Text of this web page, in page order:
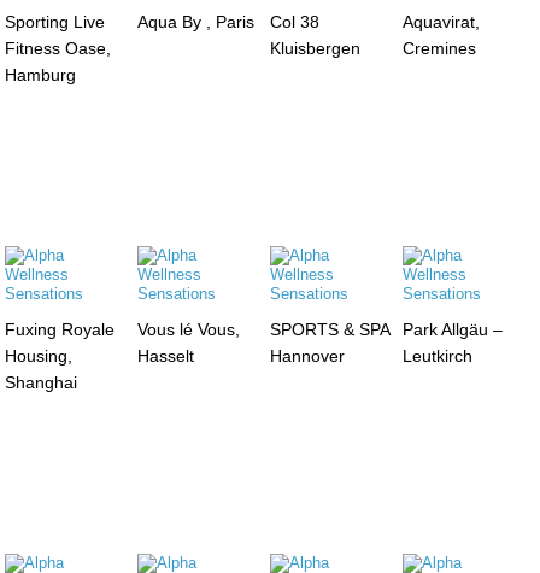
Sporting Live
Fitness Oase,
Hamburg
Aqua By , Paris
Col 38
Kluisbergen
Aquavirat,
Cremines
Fuxing Royale
Housing,
Shanghai
Vous lé Vous,
Hasselt
SPORTS & SPA
Hannover
Park Allgäu –
Leutkirch